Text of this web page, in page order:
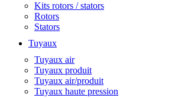
Kits rotors / stators
Rotors
Stators
Tuyaux
Tuyaux air
Tuyaux produit
Tuyaux air/produit
Tuyaux haute pression